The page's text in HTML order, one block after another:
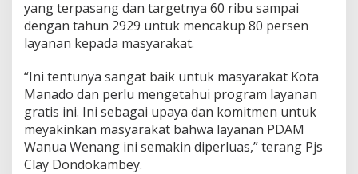
yang terpasang dan targetnya 60 ribu sampai
dengan tahun 2929 untuk mencakup 80 persen
layanan kepada masyarakat.
“Ini tentunya sangat baik untuk masyarakat Kota
Manado dan perlu mengetahui program layanan
gratis ini. Ini sebagai upaya dan komitmen untuk
meyakinkan masyarakat bahwa layanan PDAM
Wanua Wenang ini semakin diperluas,” terang Pjs
Clay Dondokambey.